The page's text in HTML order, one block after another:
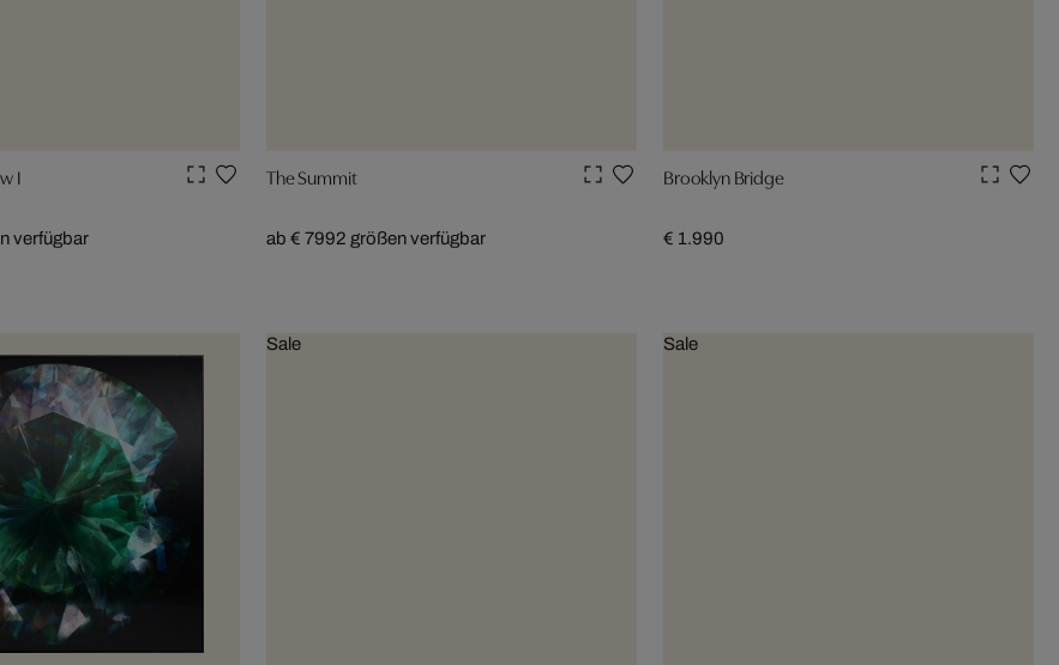
I
verfügbar
The Summit
ab € 7992 größen verfügbar
Brooklyn Bridge
€ 1.990
Sale Sale